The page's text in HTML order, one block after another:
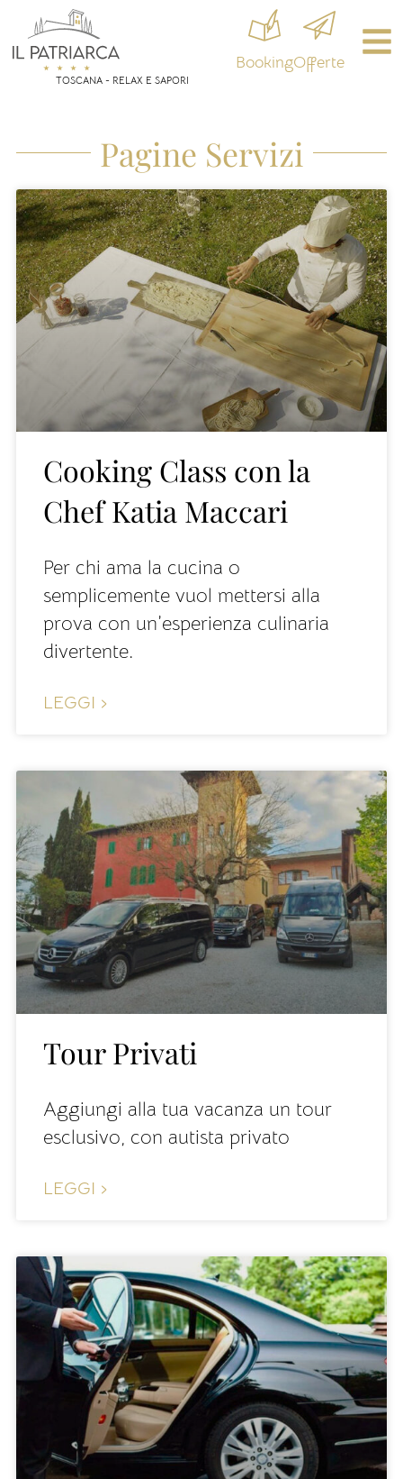
TOSCANA - RELAX E SAPORI
BookingOfferte
Pagine Servizi
Cooking Class con la
Chef Katia Maccari
Per chi ama la cucina o
semplicemente vuol mettersi alla
prova con un’esperienza culinaria
divertente.
LEGGI ›
Tour Privati
Aggiungi alla tua vacanza un tour
esclusivo, con autista privato
LEGGI ›